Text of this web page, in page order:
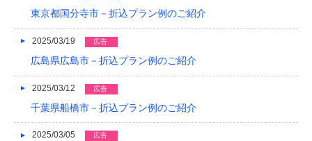
2015/06
2015/05
2014/11
東京都国分寺市－折込プラン例のご紹介
2025/03/19 広告
広島県広島市－折込プラン例のご紹介
2025/03/12 広告
千葉県船橋市－折込プラン例のご紹介
2025/03/05 広告